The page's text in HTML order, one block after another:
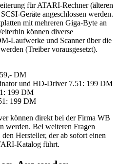
für ATARI-Rechner (älteren
Geräte angeschlossen werden.
mit mehreren Giga-Byte an
können diverse
Laufwerke und Scanner über die
(Treiber vorausgesetzt).
DM
und HD-Driver 7.51: 199 DM
199 DM
199 DM
können direkt bei der Firma WB
werden. Bei weiteren Fragen
Hersteller, der ab sofort einen
Katalog führt.